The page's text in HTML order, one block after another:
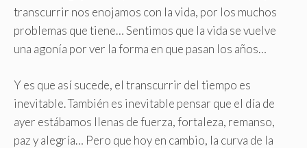
transcurrir nos enojamos con la vida, por los muchos
problemas que tiene… Sentimos que la vida se vuelve
una agonía por ver la forma en que pasan los años…
Y es que así sucede, el transcurrir del tiempo es
inevitable. También es inevitable pensar que el día de
ayer estábamos llenas de fuerza, fortaleza, remanso,
paz y alegría… Pero que hoy en cambio, la curva de la